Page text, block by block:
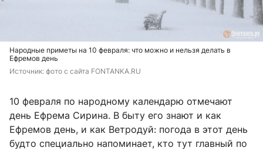
Народные приметы на 10 февраля: что можно и нельзя делать в
Ефремов день
Источник: фото с сайта FONTANKA.RU
10 февраля по народному календарю отмечают
день Ефрема Сирина. В быту его знают и как
Ефремов день, и как Ветродуй: погода в этот день
будто специально напоминает, кто тут главный по